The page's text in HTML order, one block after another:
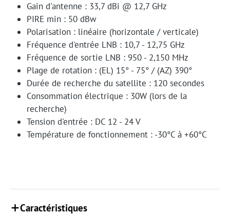
Gain d'antenne : 33,7 dBi @ 12,7 GHz
PIRE min : 50 dBw
Polarisation : linéaire (horizontale / verticale)
Fréquence d'entrée LNB : 10,7 - 12,75 GHz
Fréquence de sortie LNB : 950 - 2,150 MHz
Plage de rotation : (EL) 15° - 75° / (AZ) 390°
Durée de recherche du satellite : 120 secondes
Consommation électrique : 30W (lors de la
recherche)
Tension d'entrée : DC 12 - 24 V
Température de fonctionnement : -30°C à +60°C
Caractéristiques